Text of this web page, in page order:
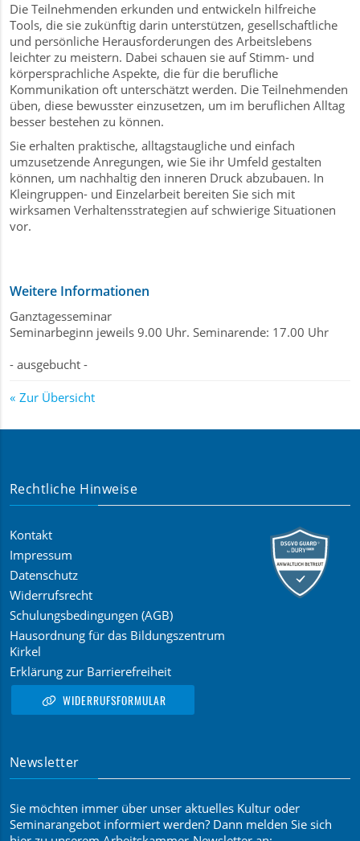
Die Teilnehmenden erkunden und entwickeln hilfreiche
Tools, die sie zukünftig darin unterstützen, gesellschaftliche
und persönliche Herausforderungen des Arbeitslebens
leichter zu meistern. Dabei schauen sie auf Stimm- und
körpersprachliche Aspekte, die für die berufliche
Kommunikation oft unterschätzt werden. Die Teilnehmenden
üben, diese bewusster einzusetzen, um im beruflichen Alltag
besser bestehen zu können.
Sie erhalten praktische, alltagstaugliche und einfach
umzusetzende Anregungen, wie Sie ihr Umfeld gestalten
können, um nachhaltig den inneren Druck abzubauen. In
Kleingruppen- und Einzelarbeit bereiten Sie sich mit
wirksamen Verhaltensstrategien auf schwierige Situationen
vor.
Weitere Informationen
Ganztagesseminar
Seminarbeginn jeweils 9.00 Uhr. Seminarende: 17.00 Uhr
- ausgebucht -
Zur Übersicht
Rechtliche Hinweise
Kontakt
Impressum
Datenschutz
Widerrufsrecht
Schulungsbedingungen (AGB)
Hausordnung für das Bildungszentrum
Kirkel
Erklärung zur Barrierefreiheit
WIDERRUFSFORMULAR
Newsletter
Sie möchten immer über unser aktuelles Kultur oder
Seminarangebot informiert werden? Dann melden Sie sich